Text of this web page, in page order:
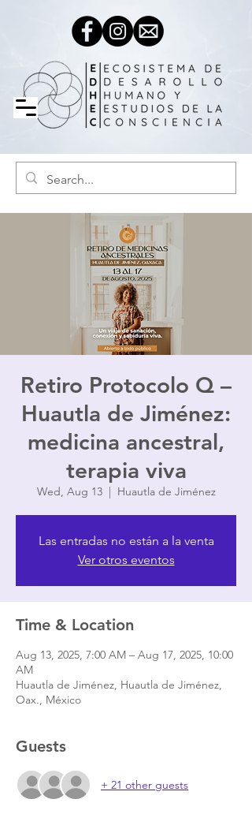
Retiro Protocolo Q –
Huautla de Jiménez:
medicina ancestral,
terapia viva
Wed, Aug 13
  |
Huautla de Jiménez
Las entradas no están a la venta
Ver otros eventos
Time & Location
Aug 13, 2025, 7:00 AM – Aug 17, 2025, 10:00
AM
Huautla de Jiménez, Huautla de Jiménez,
Oax., México
Guests
+ 21 other guests